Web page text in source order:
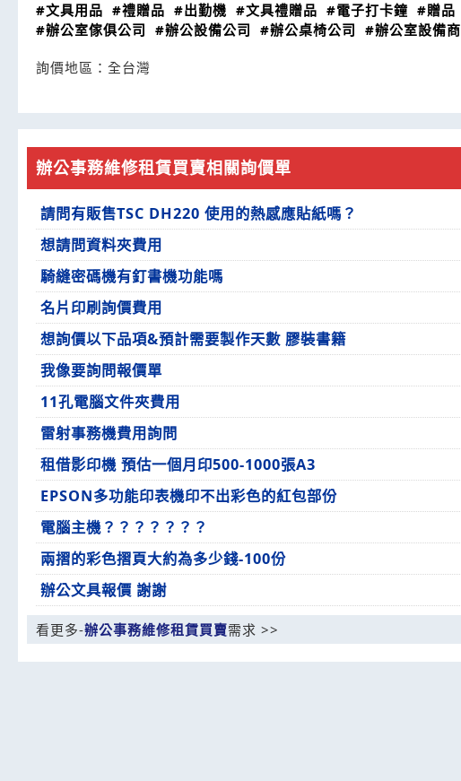
#文具用品 #禮贈品 #出勤機 #文具禮贈品 #電子打卡鐘 #贈品
#辦公室傢俱公司 #辦公設備公司 #辦公桌椅公司 #辦公室設備商
詢價地區： 全台灣
辦公事務維修租賃買賣相關詢價單
請問有販售TSC DH220 使用的熱感應貼紙嗎？
想請問資料夾費用
騎縫密碼機有釘書機功能嗎
名片印刷詢價費用
想詢價以下品項&預計需要製作天數 膠裝書籍
我像要詢問報價單
11孔電腦文件夾費用
雷射事務機費用詢問
租借影印機 預估一個月印500-1000張A3
EPSON多功能印表機印不出彩色的紅包部份
電腦主機？？？？？？？
兩摺的彩色摺頁大約為多少錢-100份
辦公文具報價 謝謝
看更多-辦公事務維修租賃買賣需求 >>